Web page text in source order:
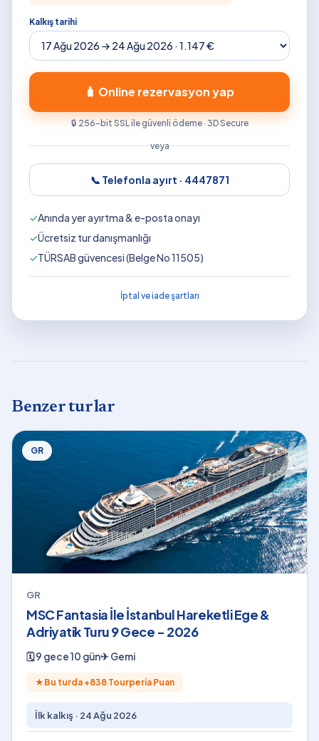
Kalkış tarihi
🧳 Online rezervasyon yap
🔒 256-bit SSL ile güvenli ödeme · 3D Secure
veya
📞 Telefonla ayırt · 4447871
✓Anında yer ayırtma & e-posta onayı
✓Ücretsiz tur danışmanlığı
✓TÜRSAB güvencesi (Belge No 11505)
İptal ve iade şartları
Benzer turlar
GR
GR
MSC Fantasia İle İstanbul Hareketli Ege &
Adriyatik Turu 9 Gece - 2026
🗓9 gece 10 gün✈Gemi
★ Bu turda +838 Tourperia Puan
İlk kalkış · 24 Ağu 2026